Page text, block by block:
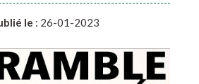
le : 26-01-2023